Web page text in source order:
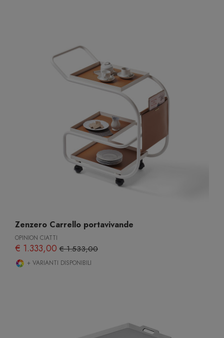
Zenzero Carrello portavivande
OPINION CIATTI
€ 1.333,00 € 1.533,00
+ VARIANTI DISPONIBILI